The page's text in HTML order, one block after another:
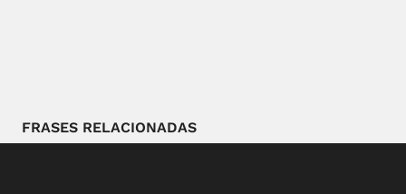
FRASES RELACIONADAS